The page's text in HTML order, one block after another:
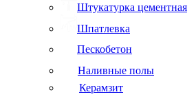
Штукатурка цементная
Шпатлевка
Пескобетон
Наливные полы
Керамзит